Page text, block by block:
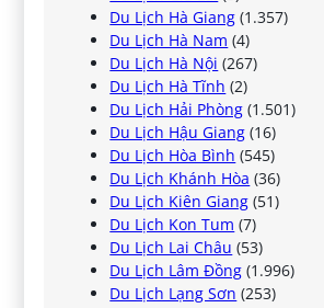
Du Lịch Hà Giang (1.357)
Du Lịch Hà Nam (4)
Du Lịch Hà Nội (267)
Du Lịch Hà Tĩnh (2)
Du Lịch Hải Phòng (1.501)
Du Lịch Hậu Giang (16)
Du Lịch Hòa Bình (545)
Du Lịch Khánh Hòa (36)
Du Lịch Kiên Giang (51)
Du Lịch Kon Tum (7)
Du Lịch Lai Châu (53)
Du Lịch Lâm Đồng (1.996)
Du Lịch Lạng Sơn (253)